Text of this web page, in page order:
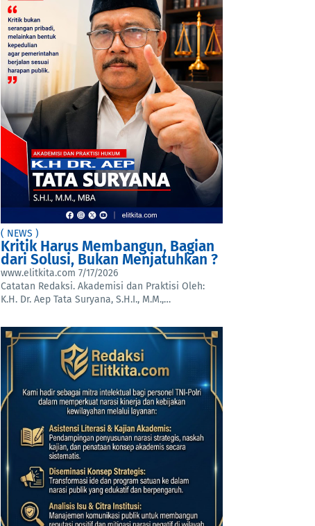
( NEWS )
Kritik Harus Membangun, Bagian
dari Solusi, Bukan Menjatuhkan ?
www.elitkita.com 7/17/2026
Catatan Redaksi. Akademisi dan Praktisi Oleh:
K.H. Dr. Aep Tata Suryana, S.H.I., M.M.,…